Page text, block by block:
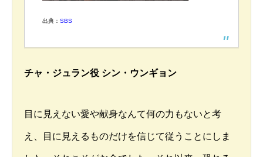
出典： SBS
チャ・ジュラン役 シン・ウンギョン
目に見えない愛や献身なんて何の力もないと考
え、目に見えるものだけを信じて従うことにしま